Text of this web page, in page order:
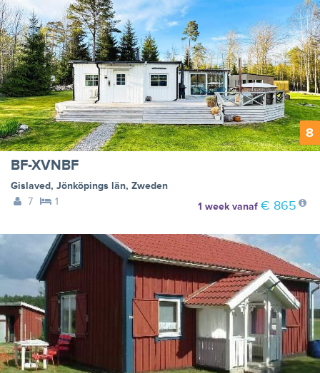
8
BF-XVNBF
Gislaved, Jönköpings län, Zweden
7
1 1 weekvanaf € 865